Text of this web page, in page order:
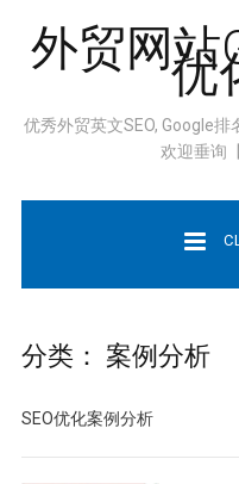
外贸网站
优
优秀外贸英文SEO, Google
欢迎垂询
分类： 案例分析
SEO优化案例分析